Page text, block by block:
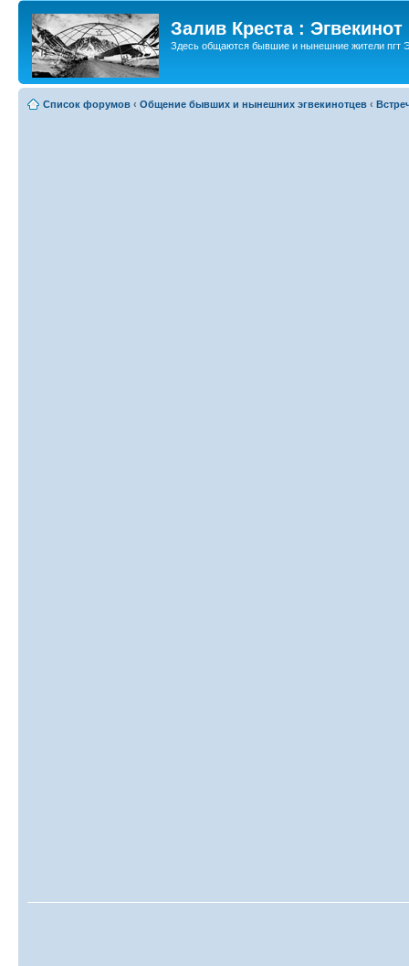
Залив Креста : Эгвекинот
Здесь общаются бывшие и нынешние жители пгт
Список форумов ‹ Общение бывших и нынешних эгвекинотцев ‹